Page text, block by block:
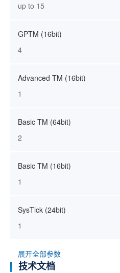
up to 15
GPTM (16bit)
4
Advanced TM (16bit)
1
Basic TM (64bit)
2
Basic TM (16bit)
1
SysTick (24bit)
1
展开全部参数
技术文档